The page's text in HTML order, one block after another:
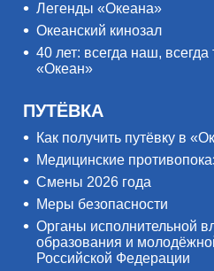
Легенды «Океана»
Океанский кинозал
40 лет: всегда наш,
«Океан»
ПУТЁВКА
Как получить путёвку в
Медицинские
Смены 2026 года
Меры безопасности
Органы исполнительной
образования и
Российской Федерации